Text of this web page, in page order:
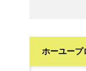
ホーユープ